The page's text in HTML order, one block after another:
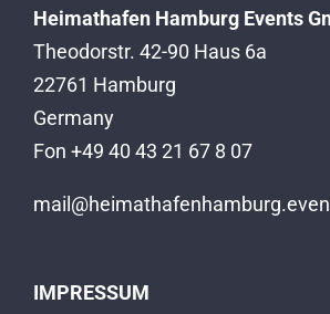
Heimathafen Hamburg Events
Theodorstr. 42-90 Haus 6a
22761 Hamburg
Germany
Fon +49 40 43 21 67 8 07
IMPRESSUM